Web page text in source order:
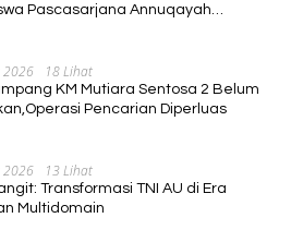
Pascasarjana Annuqayah
2026 18 Lihat
KM Mutiara Sentosa 2 Belum
Pencarian Diperluas
2026 13 Lihat
Transformasi TNI AU di Era
Multidomain